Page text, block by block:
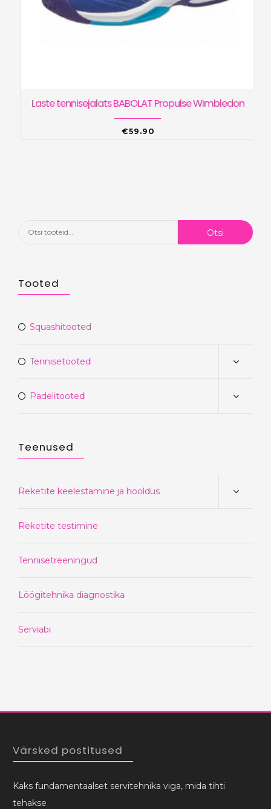
Laste tennisejalats BABOLAT Propulse Wimbledon
€59.90
Otsi: Otsi
Tooted
Squashitooted
Tennisetooted
Padelitooted
Teenused
Reketite keelestamine ja hooldus
Reketite testimine
Tennisetreeningud
Löögitehnika diagnostika
Serviabi
Värsked postitused
Kaks fundamentaalset servitehnika viga, mida tihti
tehakse